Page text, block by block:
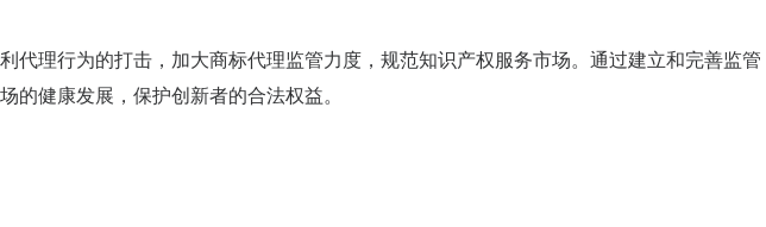
代理行为的打击，加大商标代理监管力度，规范知识产权服务市场。通过建立和完善监管
的健康发展，保护创新者的合法权益。